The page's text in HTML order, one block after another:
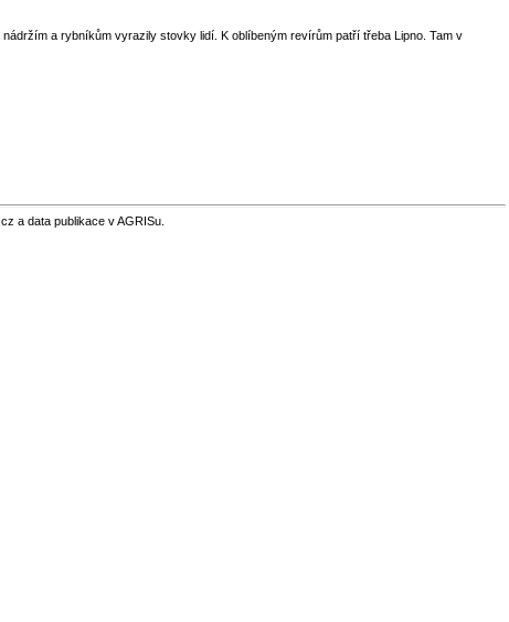
a rybníkům vyrazily stovky lidí. K oblíbeným revírům patří třeba Lipno. Tam v
a data publikace v AGRISu.